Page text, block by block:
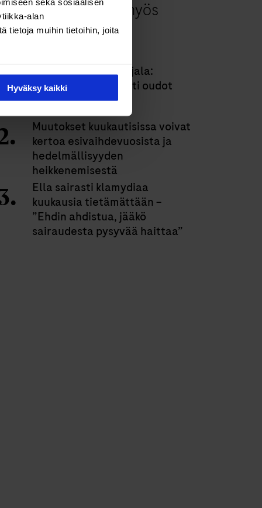
alan
tietoja muihin tietoihin, joita
Hyväksy kaikki
antoi paljon myös
Bloggaaja Mirva Rajala:
”Raudanpuute selitti oudot
oireeni”
Muutokset kuukautisissa voivat
kertoa esivaihdevuosista ja
hedelmällisyyden
heikkenemisestä
Ella sairasti klamydiaa
kuukausia tietämättään –
”Ehdin ahdistua, jääkö
sairaudesta pysyvää haittaa”